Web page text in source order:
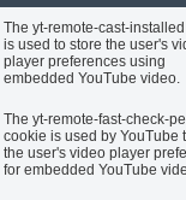
The yt-remote-cast-
is used to store the user's
player preferences using
embedded YouTube video.
The yt-remote-fast-check-
cookie is used by YouTube
the user's video player
for embedded YouTube